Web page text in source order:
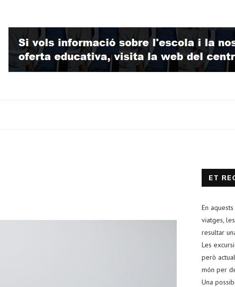
ET
En
viatges,
resultar
Les
però
món per
Una